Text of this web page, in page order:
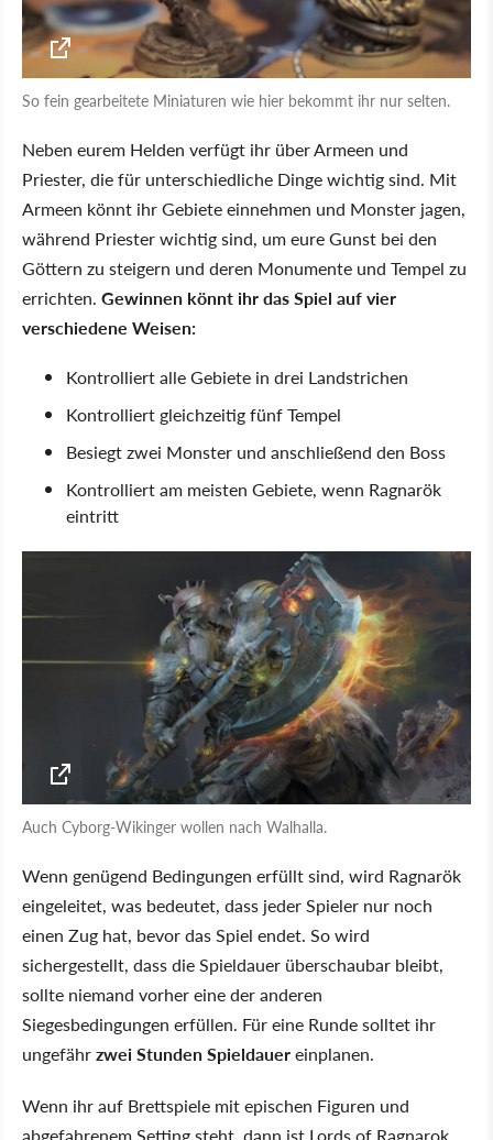
So fein gearbeitete Miniaturen wie hier bekommt ihr nur selten.
Neben eurem Helden verfügt ihr über Armeen und
Priester, die für unterschiedliche Dinge wichtig sind. Mit
Armeen könnt ihr Gebiete einnehmen und Monster jagen,
während Priester wichtig sind, um eure Gunst bei den
Göttern zu steigern und deren Monumente und Tempel zu
errichten. Gewinnen könnt ihr das Spiel auf vier
verschiedene Weisen:
Kontrolliert alle Gebiete in drei Landstrichen
Kontrolliert gleichzeitig fünf Tempel
Besiegt zwei Monster und anschließend den Boss
Kontrolliert am meisten Gebiete, wenn Ragnarök
eintritt
Auch Cyborg-Wikinger wollen nach Walhalla.
Wenn genügend Bedingungen erfüllt sind, wird Ragnarök
eingeleitet, was bedeutet, dass jeder Spieler nur noch
einen Zug hat, bevor das Spiel endet. So wird
sichergestellt, dass die Spieldauer überschaubar bleibt,
sollte niemand vorher eine der anderen
Siegesbedingungen erfüllen. Für eine Runde solltet ihr
ungefährzwei Stunden Spieldauereinplanen.
Wenn ihr auf Brettspiele mit epischen Figuren und
abgefahrenem Setting steht, dann ist Lords of Ragnarok